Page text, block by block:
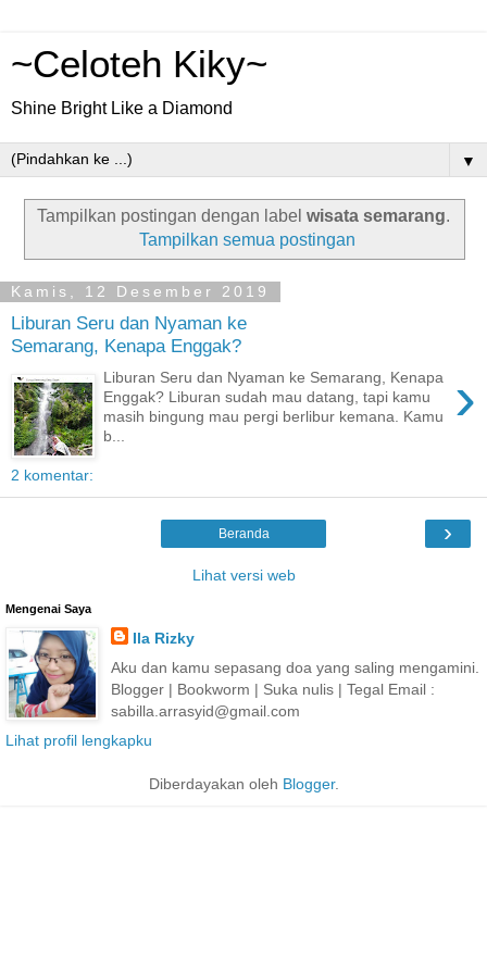
~Celoteh Kiky~
Shine Bright Like a Diamond
▼
Tampilkan postingan dengan label wisata semarang.
Tampilkan semua postingan
Kamis, 12 Desember 2019
Liburan Seru dan Nyaman ke
Semarang, Kenapa Enggak?
›
Liburan Seru dan Nyaman ke Semarang, Kenapa
Enggak? Liburan sudah mau datang, tapi kamu
masih bingung mau pergi berlibur kemana. Kamu
b...
2 komentar:
›
Beranda
Lihat versi web
Mengenai Saya
Ila Rizky
Aku dan kamu sepasang doa yang saling mengamini.
Blogger | Bookworm | Suka nulis | Tegal Email :
sabilla.arrasyid@gmail.com
Lihat profil lengkapku
Diberdayakan oleh Blogger.